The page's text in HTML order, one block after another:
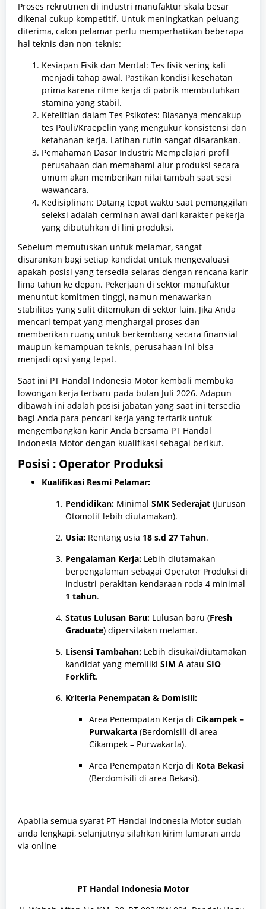
Proses rekrutmen di industri manufaktur skala besar
dikenal cukup kompetitif. Untuk meningkatkan peluang
diterima, calon pelamar perlu memperhatikan beberapa
hal teknis dan non-teknis:
Kesiapan Fisik dan Mental: Tes fisik sering kali
menjadi tahap awal. Pastikan kondisi kesehatan
prima karena ritme kerja di pabrik membutuhkan
stamina yang stabil.
Ketelitian dalam Tes Psikotes: Biasanya mencakup
tes Pauli/Kraepelin yang mengukur konsistensi dan
ketahanan kerja. Latihan rutin sangat disarankan.
Pemahaman Dasar Industri: Mempelajari profil
perusahaan dan memahami alur produksi secara
umum akan memberikan nilai tambah saat sesi
wawancara.
Kedisiplinan: Datang tepat waktu saat pemanggilan
seleksi adalah cerminan awal dari karakter pekerja
yang dibutuhkan di lini produksi.
Sebelum memutuskan untuk melamar, sangat
disarankan bagi setiap kandidat untuk mengevaluasi
apakah posisi yang tersedia selaras dengan rencana karir
lima tahun ke depan. Pekerjaan di sektor manufaktur
menuntut komitmen tinggi, namun menawarkan
stabilitas yang sulit ditemukan di sektor lain. Jika Anda
mencari tempat yang menghargai proses dan
memberikan ruang untuk berkembang secara finansial
maupun kemampuan teknis, perusahaan ini bisa
menjadi opsi yang tepat.
Saat ini PT Handal Indonesia Motor kembali membuka
lowongan kerja terbaru pada bulan Juli 2026. Adapun
dibawah ini adalah posisi jabatan yang saat ini tersedia
bagi Anda para pencari kerja yang tertarik untuk
mengembangkan karir Anda bersama PT Handal
Indonesia Motor dengan kualifikasi sebagai berikut.
Posisi : Operator Produksi
Kualifikasi Resmi Pelamar:
Pendidikan: Minimal SMK Sederajat (Jurusan
Otomotif lebih diutamakan).
Usia: Rentang usia 18 s.d 27 Tahun.
Pengalaman Kerja: Lebih diutamakan
berpengalaman sebagai Operator Produksi di
industri perakitan kendaraan roda 4 minimal
1 tahun.
Status Lulusan Baru: Lulusan baru (Fresh
Graduate) dipersilakan melamar.
Lisensi Tambahan: Lebih disukai/diutamakan
kandidat yang memiliki SIM A atau SIO
Forklift.
Kriteria Penempatan & Domisili:
Area Penempatan Kerja di Cikampek –
Purwakarta (Berdomisili di area
Cikampek – Purwakarta).
Area Penempatan Kerja di Kota Bekasi
(Berdomisili di area Bekasi).
Apabila semua syarat PT Handal Indonesia Motor sudah
anda lengkapi, selanjutnya silahkan kirim lamaran anda
via online
PT Handal Indonesia Motor